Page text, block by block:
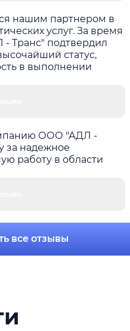
нашим партнером в
услуг. За время
Транс" подтвердил
статус,
в выполнении
ООО "АДЛ -
за надежное
работу в области
все отзывы